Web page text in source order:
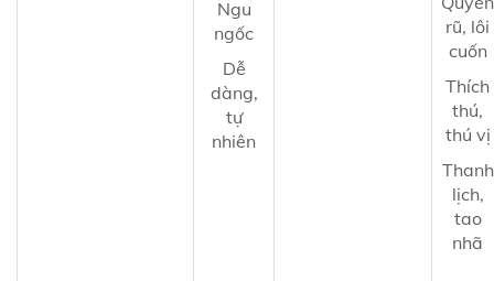
Ngu
ngốc
Dễ
dàng,
tự
nhiên
rũ, lôi
cuốn
Thích
thú,
thú vị
Thanh
lịch,
tao
nhã